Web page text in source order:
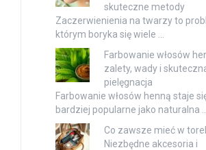
skuteczne metody
Zaczerwienienia na twarzy to
którym boryka się wiele …
Farbowanie włosów
zalety, wady i
pielęgnacja
Farbowanie włosów henną staje
bardziej popularne jako naturalna …
Co zawsze mieć w
Niezbędne akcesoria i